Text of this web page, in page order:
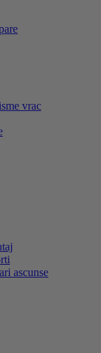
vrac
ascunse